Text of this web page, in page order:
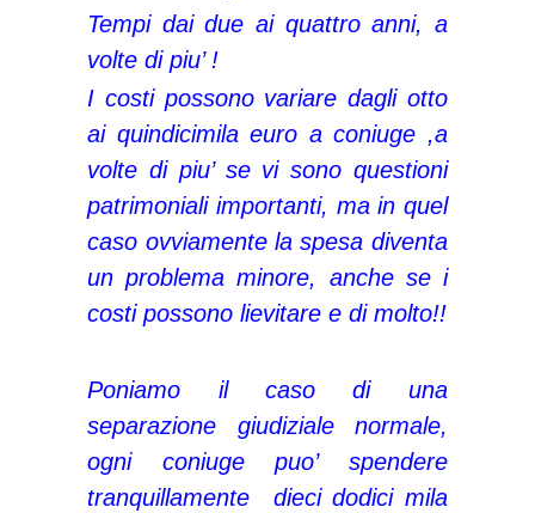
Tempi dai due ai quattro anni, a
volte di piu’ !
I costi possono variare dagli otto
ai quindicimila euro a coniuge ,a
volte di piu’ se vi sono questioni
patrimoniali importanti, ma in quel
caso ovviamente la spesa diventa
un problema minore, anche se i
costi possono lievitare e di molto!!
Poniamo il caso di una
separazione giudiziale normale,
ogni coniuge puo’ spendere
tranquillamente dieci dodici mila